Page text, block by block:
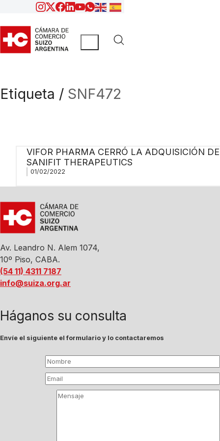
Etiqueta / SNF472
VIFOR PHARMA CERRÓ LA ADQUISICIÓN DE
SANIFIT THERAPEUTICS
01/02/2022
Av. Leandro N. Alem 1074,
10º Piso, CABA.
(54 11) 4311 7187
info@suiza.org.ar
Háganos su consulta
Envíe el siguiente el formulario y lo contactaremos